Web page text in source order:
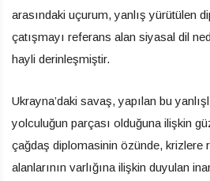
arasındaki uçurum, yanlış yürütülen
çatışmayı referans alan siyasal dil
hayli derinleşmiştir.
Ukrayna’daki savaş, yapılan bu
yolculuğun parçası olduğuna ilişkin
çağdaş diplomasinin özünde, krizlere
alanlarının varlığına ilişkin duyulan